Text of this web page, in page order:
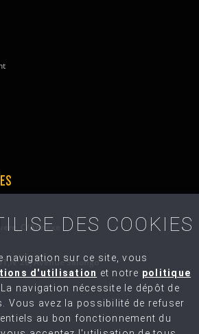
C/Annexe
Avenue Salongo
DES COOKIES
navigation sur ce site, vous
d'utilisation et notre politique
. La navigation nécessite le dépôt de
Vous avez la possibilité de refuser
au bon fonctionnement du